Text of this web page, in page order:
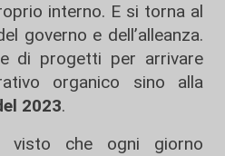
interno. E si torna al
governo e dell’alleanza.
di progetti per arrivare
organico sino alla
2023.
visto che ogni giorno